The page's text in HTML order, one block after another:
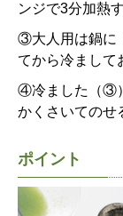
ンジで3分加熱す
③大人用は鍋に
てから冷まして
④冷ました（③
かくさいてのせ
ポイント